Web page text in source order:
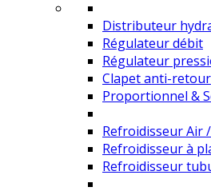
Distributeur
Régulateur débit
Régulateur
Clapet anti-retour
Proportionnel &
Refroidisseur Air
Refroidisseur à
Refroidisseur